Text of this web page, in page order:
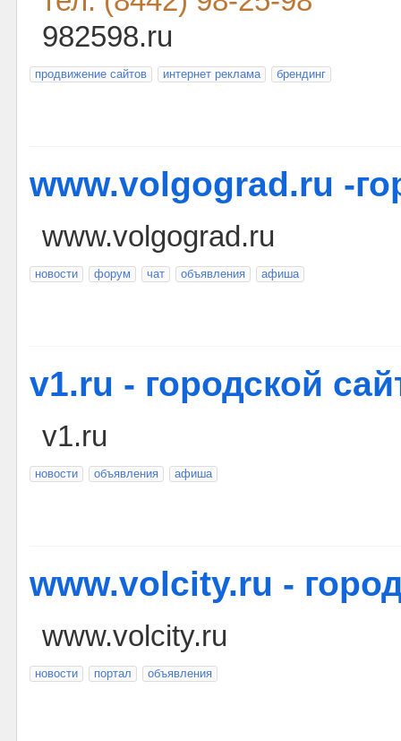
982598.ru
продвижение сайтов интернет реклама брендинг
www.volgograd.ru -
www.volgograd.ru
новости форум чат объявления афиша
v1.ru - городской
v1.ru
новости объявления афиша
www.volcity.ru -
www.volcity.ru
новости портал объявления